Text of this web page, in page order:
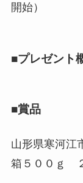
開始）
■プレゼント
■賞品
山形県寒河江
箱５００ｇ